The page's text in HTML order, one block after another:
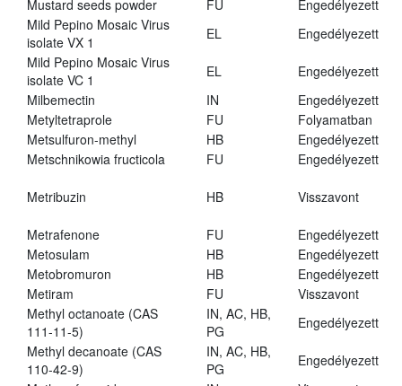
Mustard seeds powder
FU
Engedélyezett
Mild Pepino Mosaic Virus
isolate VX 1
EL
Engedélyezett
Mild Pepino Mosaic Virus
isolate VC 1
EL
Engedélyezett
Milbemectin
IN
Engedélyezett
Metyltetraprole
FU
Folyamatban
Metsulfuron-methyl
HB
Engedélyezett
Metschnikowia fructicola
FU Engedélyezett
Metribuzin HB Visszavont
Metrafenone FU
Engedélyezett
Metosulam
HB
Engedélyezett
Metobromuron
HB
Engedélyezett
Metiram
FU
Visszavont
Methyl octanoate (CAS
111-11-5)
IN, AC, HB,
PG
Engedélyezett
Methyl decanoate (CAS
110-42-9)
IN, AC, HB,
PG
Engedélyezett